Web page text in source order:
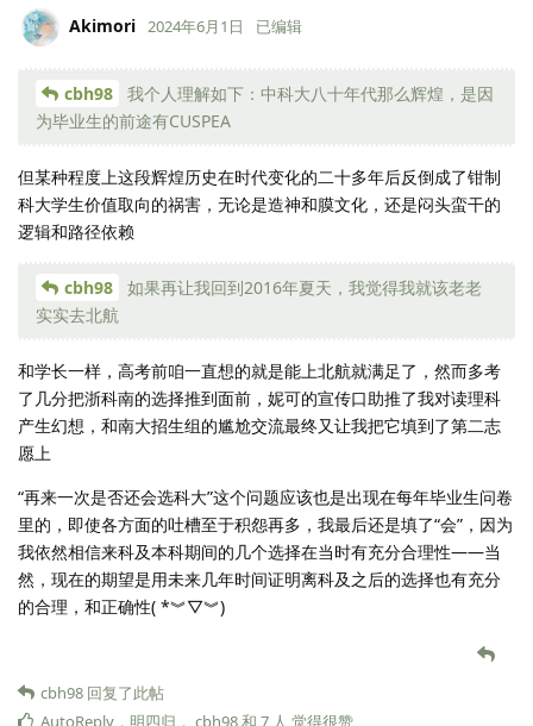
Akimori 2024年6月1日 已编辑
cbh98
我个人理解如下：中科大八十年代那么辉煌，是因
为毕业生的前途有CUSPEA
但某种程度上这段辉煌历史在时代变化的二十多年后反倒成了钳制
科大学生价值取向的祸害，无论是造神和膜文化，还是闷头蛮干的
逻辑和路径依赖
cbh98
如果再让我回到2016年夏天，我觉得我就该老老
实实去北航
和学长一样，高考前咱一直想的就是能上北航就满足了，然而多考
了几分把浙科南的选择推到面前，妮可的宣传口助推了我对读理科
产生幻想，和南大招生组的尴尬交流最终又让我把它填到了第二志
愿上
“再来一次是否还会选科大”这个问题应该也是出现在每年毕业生问卷
里的，即使各方面的吐槽至于积怨再多，我最后还是填了“会”，因为
我依然相信来科及本科期间的几个选择在当时有充分合理性——当
然，现在的期望是用未来几年时间证明离科及之后的选择也有充分
的合理，和正确性( *︾▽︾)
cbh98 回复了此帖
AutoReply ， 明四归 ， cbh98和 7 人 觉得很赞